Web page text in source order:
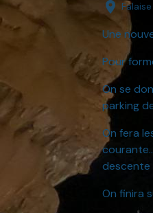
Une
Pour
On se
parking
On fera
descente
On finira